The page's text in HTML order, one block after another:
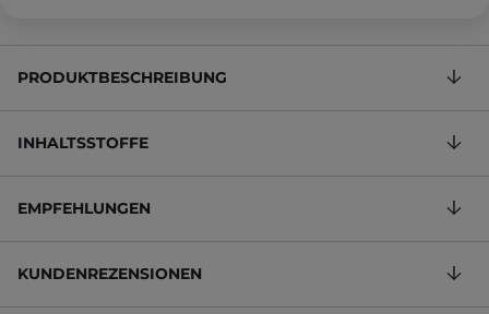
PRODUKTBESCHREIBUNG
INHALTSSTOFFE
EMPFEHLUNGEN
KUNDENREZENSIONEN